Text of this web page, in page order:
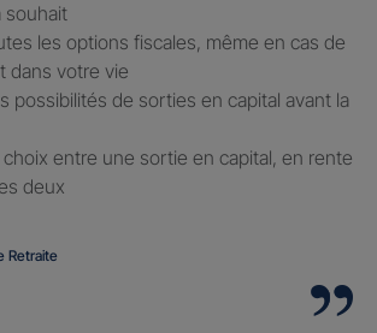
souhait
les options fiscales, même en cas de
dans votre vie
possibilités de sorties en capital avant la
choix entre une sortie en capital, en rente
deux
Retraite